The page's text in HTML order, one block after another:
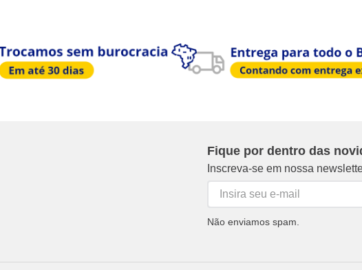
Fique por dentro das
Inscreva-se em nossa
Não enviamos spam.